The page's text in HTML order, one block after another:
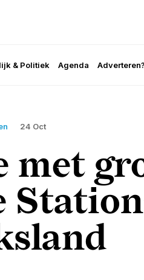
& Politiek Agenda Adverteren?
24 Oct
met